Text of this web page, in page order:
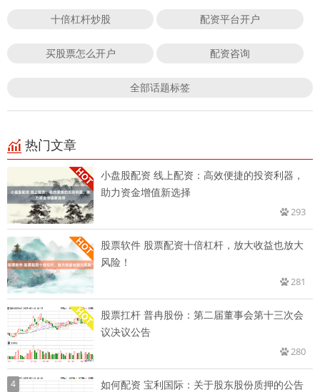
十倍杠杆炒股 配资平台开户
买股票怎么开户 配资咨询
全部话题标签
热门文章
小盘股配资 线上配资：高效便捷的投资利器，
助力资金增值新选择
293
股票软件 股票配资十倍杠杆，放大收益也放大
风险！
281
股票扛杆 普冉股份：第二届董事会第十三次会
议决议公告
280
4 如何配资 宝利国际：关于股东股份质押的公告